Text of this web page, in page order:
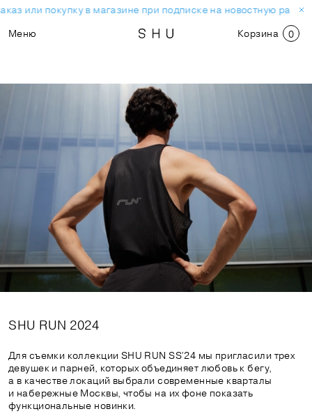
покупку в магазине при подписке на новостную рассылку.
Меню
Корзина 0
SHU RUN 2024
Для съемки коллекции SHU RUN SS’24 мы пригласили трех
девушек и парней, которых объединяет любовь к бегу,
а в качестве локаций выбрали современные кварталы
и набережные Москвы, чтобы на их фоне показать
функциональные новинки.